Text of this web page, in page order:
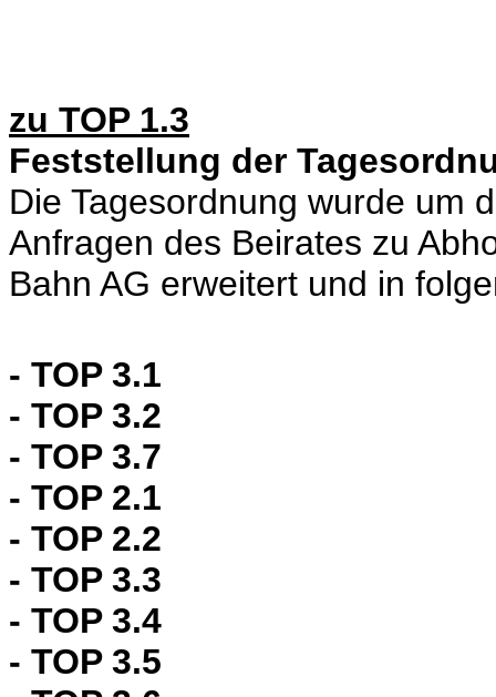
zu TOP 1.3
Feststellung der
Die Tagesordnung wurde um
Anfragen des Beirates zu
Bahn AG erweitert und in
- TOP 3.1
- TOP 3.2
- TOP 3.7
- TOP 2.1
- TOP 2.2
- TOP 3.3
- TOP 3.4
- TOP 3.5